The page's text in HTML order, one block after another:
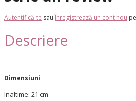
Autentifică-te sauÎnregistrează un cont nou
Descriere
Dimensiuni
Inaltime: 21 cm